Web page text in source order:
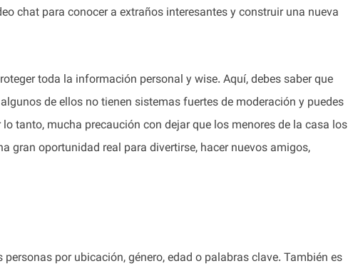
chat para conocer a extraños interesantes y construir una nueva
toda la información personal y wise. Aquí, debes saber que
de ellos no tienen sistemas fuertes de moderación y puedes
tanto, mucha precaución con dejar que los menores de la casa los
gran oportunidad real para divertirse, hacer nuevos amigos,
por ubicación, género, edad o palabras clave. También es